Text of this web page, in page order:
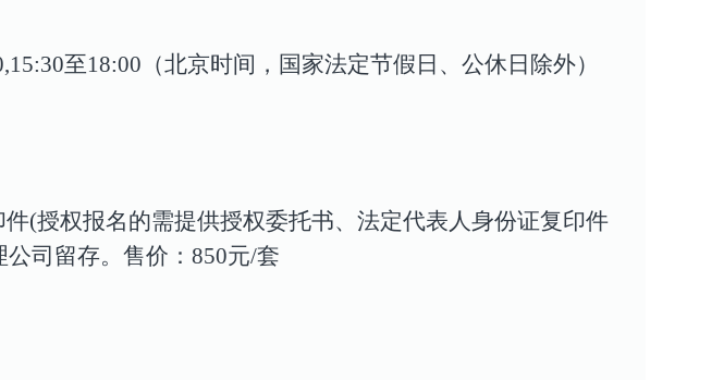
至18:00（北京时间，国家法定节假日、公休日除外）
(授权报名的需提供授权委托书、法定代表人身份证复印件
司留存。售价：850元/套